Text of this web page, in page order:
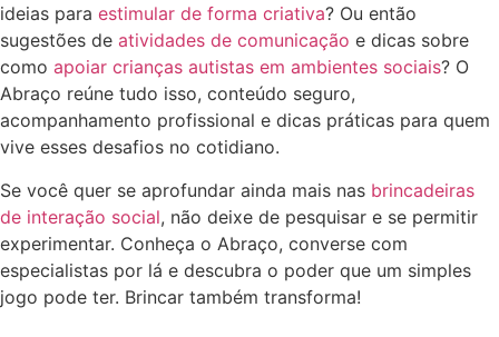
ideias para estimular de forma criativa? Ou então
sugestões de atividades de comunicação e dicas sobre
como apoiar crianças autistas em ambientes sociais? O
Abraço reúne tudo isso, conteúdo seguro,
acompanhamento profissional e dicas práticas para quem
vive esses desafios no cotidiano.
Se você quer se aprofundar ainda mais nas brincadeiras
de interação social, não deixe de pesquisar e se permitir
experimentar. Conheça o Abraço, converse com
especialistas por lá e descubra o poder que um simples
jogo pode ter. Brincar também transforma!